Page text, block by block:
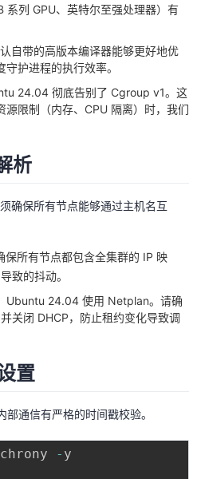
系列 GPU、英特尔至强处理器）有
自带的高版本编译器能够更好地优
护进程的执行效率。
24.04 彻底告别了 Cgroup v1。这
源限制（内存、CPU 隔离）时，我们
析
确保所有节点能够通过主机名互
保所有节点都包含全集群的 IP 映
致的抖动。
Ubuntu 24.04 使用 Netplan。请确
关闭 DHCP，防止租约变化导致调
置
通信有严格的时间戳校验。
- y